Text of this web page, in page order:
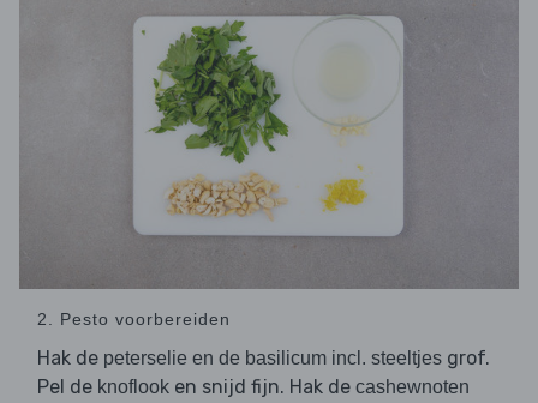
2. Pesto voorbereiden
Hak de peterselie en de basilicum incl. steeltjes grof.
Pel de knoflook en snijd fijn. Hak de cashewnoten